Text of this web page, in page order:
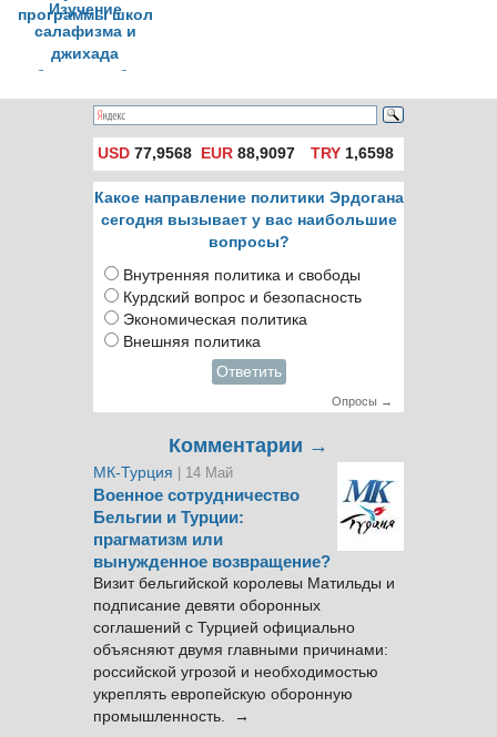
Изучение
салафизма и
джихада
необходимо убрать
из учебной
программы школ
USD 77,9568 EUR 88,9097 TRY1,6598
Какое направление политики Эрдогана
сегодня вызывает у вас наибольшие
вопросы?
Внутренняя политика и свободы
Курдский вопрос и безопасность
Экономическая политика
Внешняя политика
Ответить
Опросы →
Комментарии →
МК-Турция | 14 Май
Военное сотрудничество
Бельгии и Турции:
прагматизм или
вынужденное возвращение?
Визит бельгийской королевы Матильды и
подписание девяти оборонных
соглашений с Турцией официально
объясняют двумя главными причинами:
российской угрозой и необходимостью
укреплять европейскую оборонную
промышленность. →